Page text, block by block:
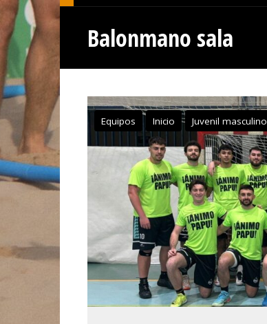
Balonmano sala
Equipos Inicio Juvenil masculino